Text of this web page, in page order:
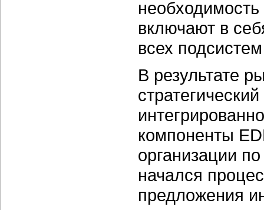
включают в
всех
В результате
компоненты
организации
начался
предложения